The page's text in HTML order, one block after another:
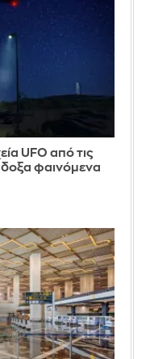
UFO από τις
φαινόμενα